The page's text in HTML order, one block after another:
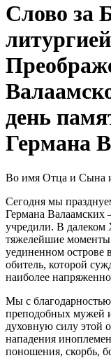
Слово за
день
Германа
Во имя Отца и Сына
Сегодня мы
Германа Валаамских
учредили. В далеком
тяжелейшие моменты
уединенном острове
обитель, которой
наиболее
Мы с
преподобных мужей
духовную силу этой
нападения
поношения, скорбь,